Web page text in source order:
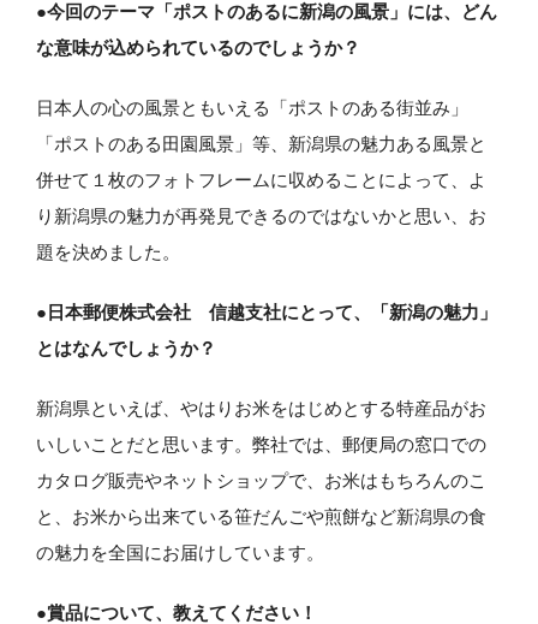
●今回のテーマ「ポストのあるに新潟の風景」には、どん
な意味が込められているのでしょうか？
日本人の心の風景ともいえる「ポストのある街並み」
「ポストのある田園風景」等、新潟県の魅力ある風景と
併せて１枚のフォトフレームに収めることによって、よ
り新潟県の魅力が再発見できるのではないかと思い、お
題を決めました。
●日本郵便株式会社 信越支社にとって、「新潟の魅力」
とはなんでしょうか？
新潟県といえば、やはりお米をはじめとする特産品がお
いしいことだと思います。弊社では、郵便局の窓口での
カタログ販売やネットショップで、お米はもちろんのこ
と、お米から出来ている笹だんごや煎餅など新潟県の食
の魅力を全国にお届けしています。
●賞品について、教えてください！